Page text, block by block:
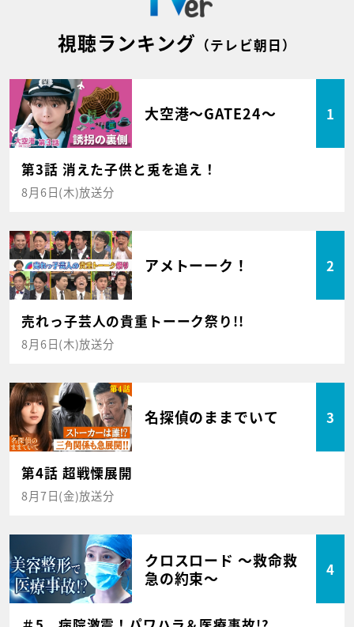
視聴ランキング （テレビ朝日）
大空港～GATE24～ 1
第3話 消えた子供と兎を追え！
8月6日(木)放送分
アメトーーク！ 2
売れっ子芸人の貴重トーーク祭り!!
8月6日(木)放送分
名探偵のままでいて 3
第4話 超戦慄展開
8月7日(金)放送分
クロスロード ～救命救
急の約束～
4